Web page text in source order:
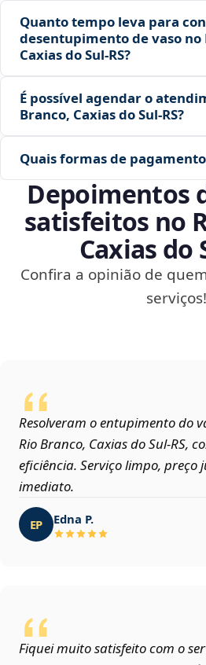
Quanto tempo leva para
desentupimento de vaso no
Caxias do Sul‑RS?
É possível agendar o
Branco, Caxias do Sul‑RS?
Quais formas de
Depoimentos
satisfeitos no
Caxias do
Confira a opinião de
serviços!
Resolveram o entupimento do
Rio Branco, Caxias do Sul‑RS,
eficiência. Serviço limpo, preço
imediato.
EP Edna P.
Fiquei muito satisfeito com o